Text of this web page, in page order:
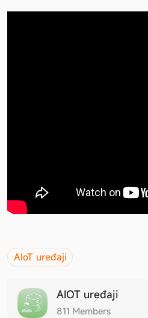
AIoT uređaji
AIOT uređaji
811 Members